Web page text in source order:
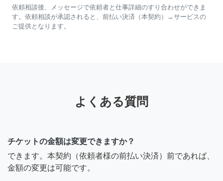
依頼相談後、メッセージで依頼者と仕事詳細のすり合わせができま
す。依頼相談が承認されると、前払い決済（本契約）→サービスの
ご提供となります。
よくある質問
チケットの金額は変更できますか？
できます。本契約（依頼者様の前払い決済）前であれば、
金額の変更は可能です。